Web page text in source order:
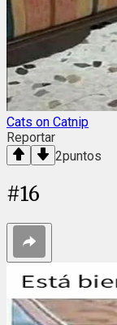
Cats on Catnip
Reportar
2puntos
#16